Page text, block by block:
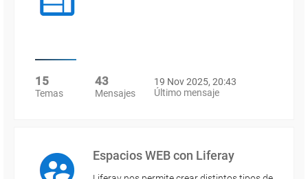
15
Temas
43
Mensajes
19 Nov 2025, 20:43
Último mensaje
Espacios WEB con Liferay